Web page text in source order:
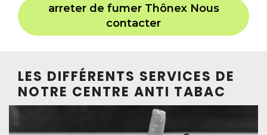
arreter de fumer Thônex Nous
contacter
LES DIFFÉRENTS SERVICES DE
NOTRE CENTRE ANTI TABAC